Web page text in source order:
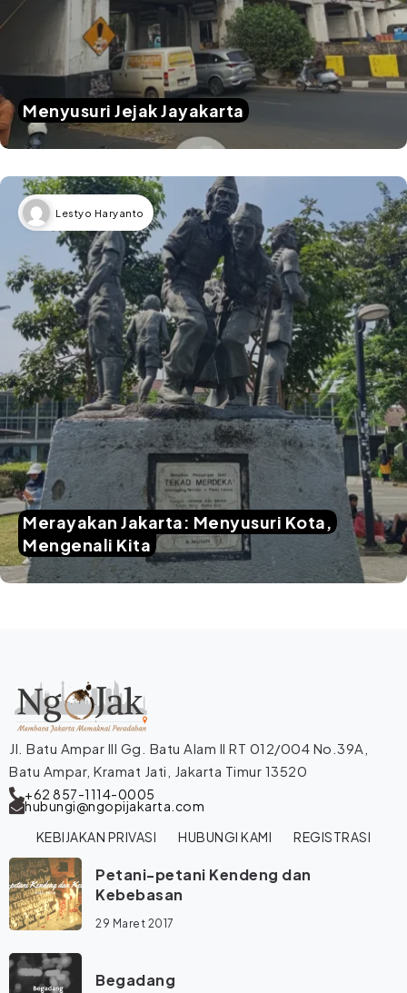
Menyusuri Jejak Jayakarta
Lestyo Haryanto
Merayakan Jakarta: Menyusuri Kota,
Mengenali Kita
Jl. Batu Ampar III Gg. Batu Alam II RT 012/004 No.39A,
Batu Ampar, Kramat Jati, Jakarta Timur 13520
+62 857-1114-0005
hubungi@ngopijakarta.com
KEBIJAKAN PRIVASI
HUBUNGI KAMI REGISTRASI
Petani-petani Kendeng dan
Kebebasan
29 Maret 2017
Begadang